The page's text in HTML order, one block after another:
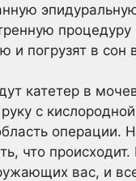
и погрузят в сон
катетер в
с
операции.
что
вас, и